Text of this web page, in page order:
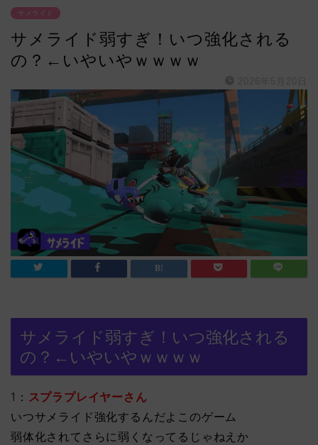
サメライド
サメライド弱すぎ！いつ強化される
の？←いやいやｗｗｗｗ
サメライド弱すぎ！いつ強化される
の？←いやいやｗｗｗｗ
1： スプラプレイヤーさん
いつサメライド強化するんだよこのゲーム
弱体化されてさらに弱くなってるじゃねえか